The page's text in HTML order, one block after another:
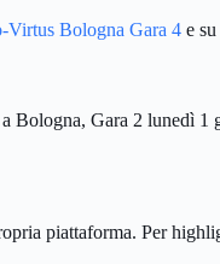
Virtus Bologna Gara 4 e su
Gara 2 lunedì
piattaforma. Per